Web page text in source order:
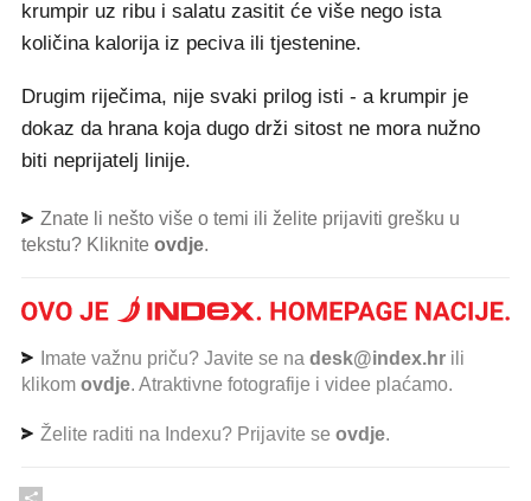
krumpir uz ribu i salatu zasitit će više nego ista
količina kalorija iz peciva ili tjestenine.
Drugim riječima, nije svaki prilog isti - a krumpir je
dokaz da hrana koja dugo drži sitost ne mora nužno
biti neprijatelj linije.
Znate li nešto više o temi ili želite prijaviti grešku u
tekstu? Kliknite ovdje.
Imate važnu priču? Javite se na desk@index.hr ili
klikom ovdje. Atraktivne fotografije i videe plaćamo.
Želite raditi na Indexu? Prijavite se ovdje.